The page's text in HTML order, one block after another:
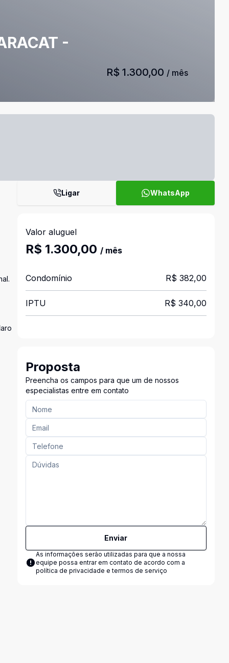
-
R$ 1.300,00 / mês
Ligar WhatsApp
Valor aluguel
R$ 1.300,00 / mês
Condomínio R$ 382,00
IPTU R$ 340,00
Proposta
Preencha os campos para que um de nossos
especialistas entre em contato
Enviar
As informações serão utilizadas para que a nossa
equipe possa entrar em contato de acordo com a
política de privacidade e termos de serviço